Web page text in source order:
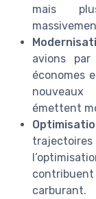
mais
avions
économes
émettent
trajectoires
carburant.